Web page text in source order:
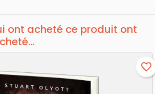
ont acheté ce produit ont
favorite_border